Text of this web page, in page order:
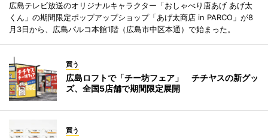
広島テレビ放送のオリジナルキャラクター「おしゃべり唐あげ あげ太
くん」の期間限定ポップアップショップ「あげ太商店 in PARCO」が8
月3日から、広島パルコ本館1階（広島市中区本通）で始まった。
買う
広島ロフトで「チー坊フェア」 チチヤスの新グッ
ズ、全国5店舗で期間限定展開
買う